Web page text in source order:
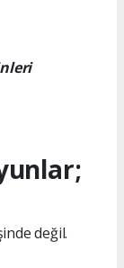
değil.